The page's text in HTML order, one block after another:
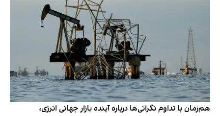
هم‌زمان با تداوم نگرانی‌ها درباره آینده بازار جهانی انرژی،